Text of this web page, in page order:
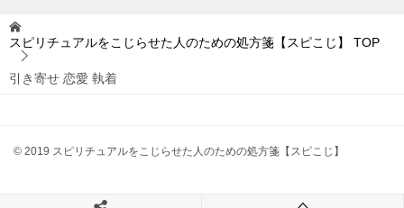
スピリチュアルをこじらせた人のための処方箋【スピこじ】 TOP
引き寄せ 恋愛 執着
© 2019 スピリチュアルをこじらせた人のための処方箋【スピこじ】